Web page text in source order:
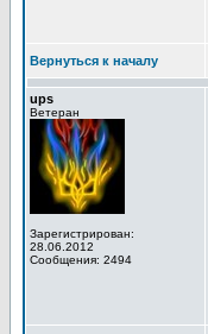
Вернуться к началу
ups
Ветеран
Зарегистрирован:
28.06.2012
Сообщения: 2494